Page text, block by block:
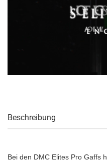
Beschreibung
Bei den DMC Elites Pro Gaffs